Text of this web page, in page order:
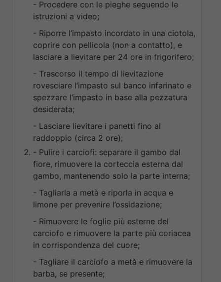
- Procedere con le pieghe seguendo le
istruzioni a video;
- Riporre l’impasto incordato in una ciotola,
coprire con pellicola (non a contatto), e
lasciare a lievitare per 24 ore in frigorifero;
- Trascorso il tempo di lievitazione
rovesciare l’impasto sul banco infarinato e
spezzare l’impasto in base alla pezzatura
desiderata;
- Lasciare lievitare i panetti fino al
raddoppio (circa 2 ore);
- Pulire i carciofi: separare il gambo dal
fiore, rimuovere la corteccia esterna dal
gambo, mantenendo solo la parte interna;
- Tagliarla a metà e riporla in acqua e
limone per prevenire l’ossidazione;
- Rimuovere le foglie più esterne del
carciofo e rimuovere la parte più coriacea
in corrispondenza del cuore;
- Tagliare il carciofo a metà e rimuovere la
barba, se presente;